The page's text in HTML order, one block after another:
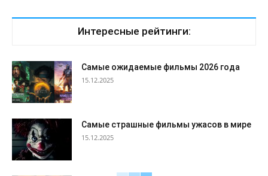
Интересные рейтинги:
Самые ожидаемые фильмы 2026 года
15.12.2025
Самые страшные фильмы ужасов в мире
15.12.2025